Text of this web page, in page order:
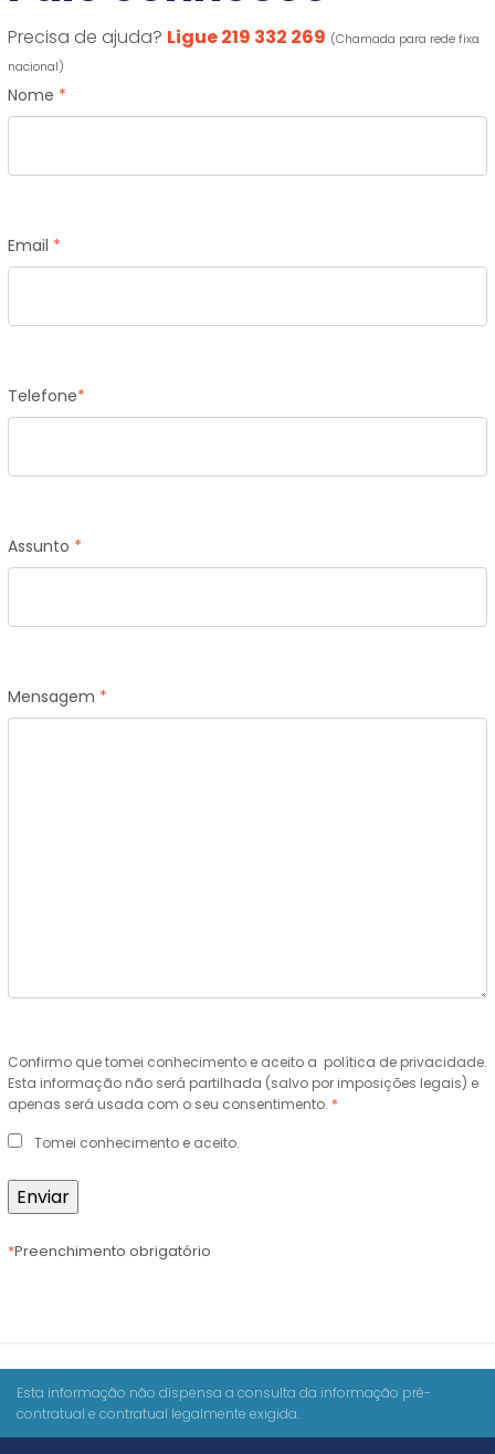
Precisa de ajuda? Ligue 219 332 269 (Chamada para rede fixa
nacional)
Nome *
Email *
Telefone*
Assunto *
Mensagem *
Confirmo que tomei conhecimento e aceito a política de privacidade.
Esta informação não será partilhada (salvo por imposições legais) e
apenas será usada com o seu consentimento. *
Tomei conhecimento e aceito.
*Preenchimento obrigatório
Esta informação não dispensa a consulta da informação pré-
contratual e contratual legalmente exigida.